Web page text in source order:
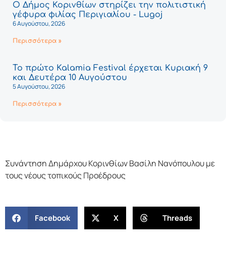
Ο Δήμος Κορινθίων στηρίζει την πολιτιστική
γέφυρα φιλίας Περιγιαλίου - Lugoj
6 Αυγούστου, 2026
Περισσότερα »
Το πρώτο Kalamia Festival έρχεται Κυριακή 9
και Δευτέρα 10 Αυγούστου
5 Αυγούστου, 2026
Περισσότερα »
Συνάντηση Δημάρχου Κορινθίων Βασίλη Νανόπουλου με
τους νέους τοπικούς Προέδρους
Facebook X Threads